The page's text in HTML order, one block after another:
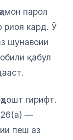
парол
риоя кард. Ӯ
шунавоии
қабул
гирифт.
—
пеш аз